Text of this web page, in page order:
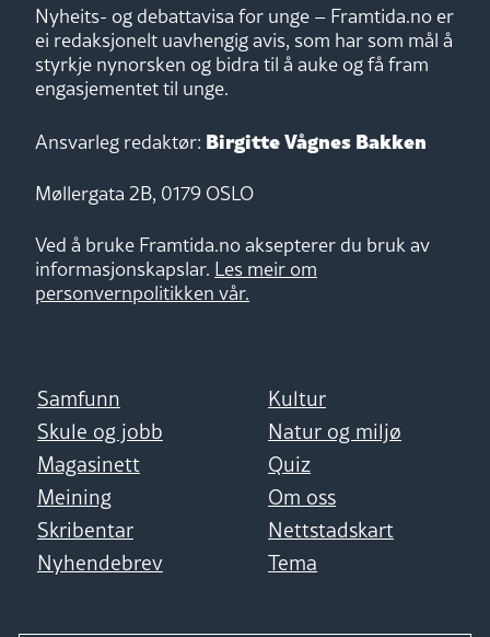
Nyheits- og debattavisa for unge – Framtida.no er
ei redaksjonelt uavhengig avis, som har som mål å
styrkje nynorsken og bidra til å auke og få fram
engasjementet til unge.
Ansvarleg redaktør: Birgitte Vågnes Bakken
Møllergata 2B, 0179 OSLO
Ved å bruke Framtida.no aksepterer du bruk av
informasjonskapslar. Les meir om
personvernpolitikken vår.
Samfunn
Kultur
Skule og jobb
Natur og miljø
Magasinett
Quiz
Meining
Om oss
Skribentar
Nettstadskart
Nyhendebrev
Tema